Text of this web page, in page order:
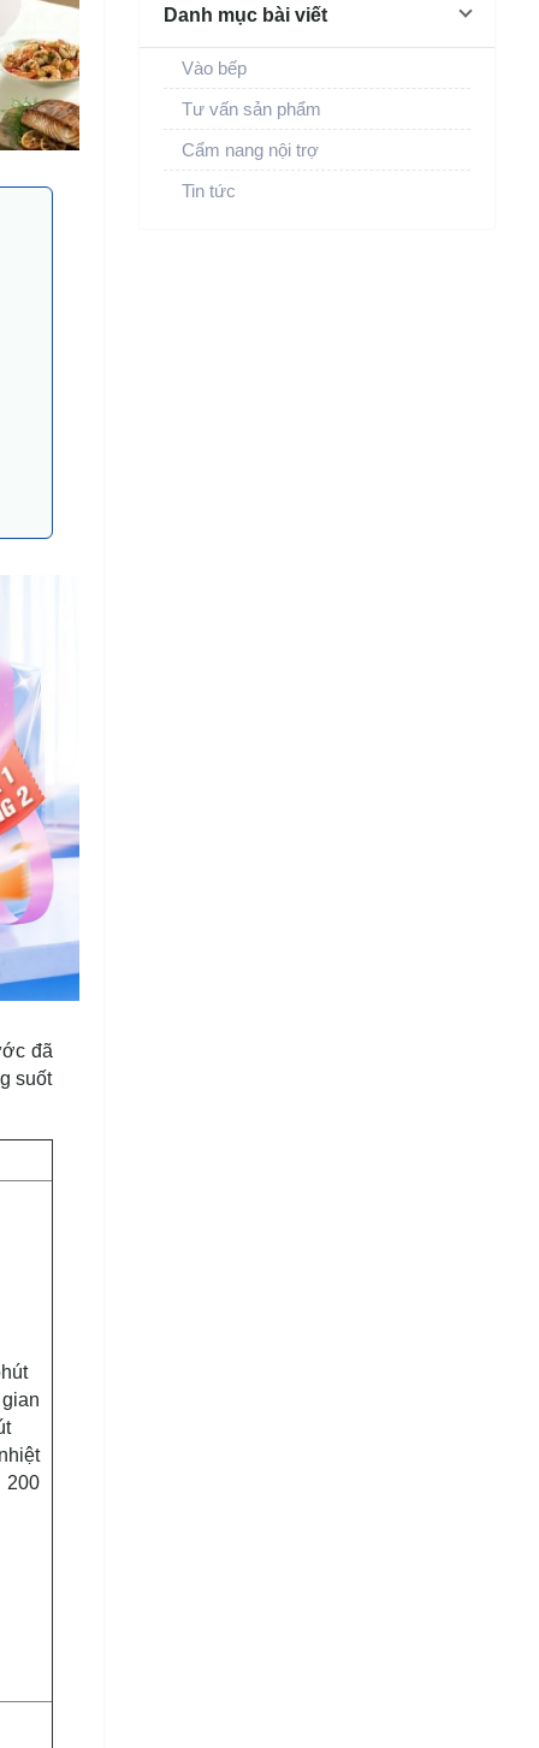
đã
suốt
Danh mục bài viết
Vào bếp
Tư vấn sản phẩm
Cẩm nang nội trợ
Tin tức